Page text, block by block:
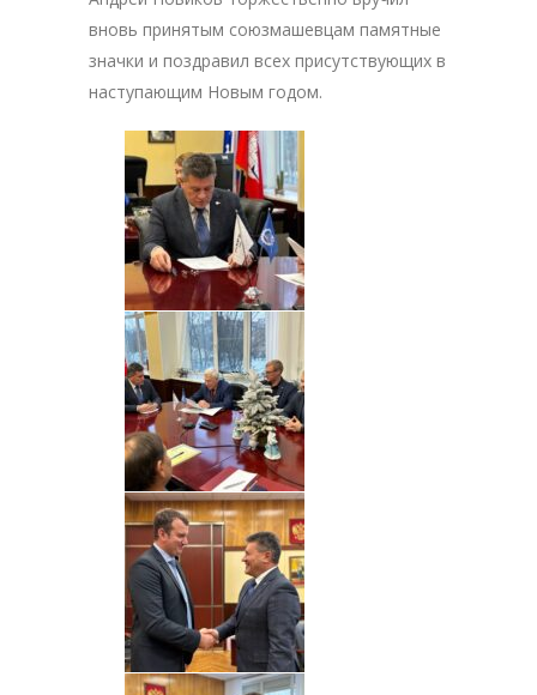
вновь принятым союзмашевцам памятные
значки и поздравил всех присутствующих в
наступающим Новым годом.